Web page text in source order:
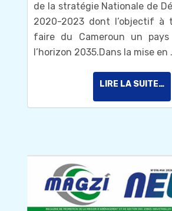
de la stratégie Nationale de
2020-2023 dont l’objectif à
faire du Cameroun un
l’horizon 2035.Dans la mise en
LIRE LA SUITE…